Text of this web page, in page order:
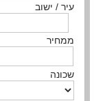
עיר / ישוב
ממחיר
שכונה